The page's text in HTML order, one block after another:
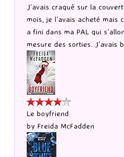
J’avais craqué sur la
mois, je l’avais acheté mais
a fini dans ma PAL qui
mesure des sorties. J’avais
Le boyfriend
by Freida McFadden